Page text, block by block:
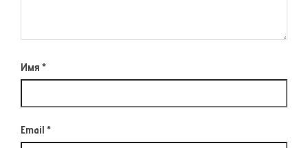
Имя *
Email *